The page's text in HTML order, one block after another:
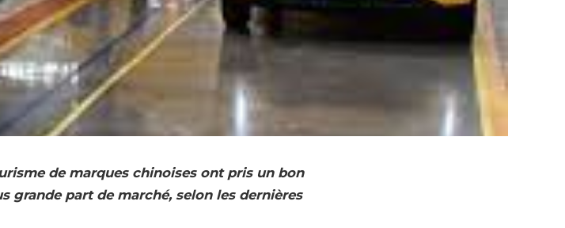
de marques chinoises ont pris un bon
grande part de marché, selon les dernières